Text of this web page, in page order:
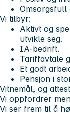
Omsorgsfull
Vi tilbyr:
Aktivt og
utvikle seg.
IA-bedrift.
Tariffavtale
Et godt
Pensjon i
Vitnemål, og
Vi oppfordrer
Vi ser frem til å